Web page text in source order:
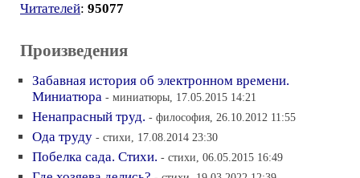
Читателей: 95077
Произведения
Забавная история об электронном времени.
Миниатюра - миниатюры, 17.05.2015 14:21
Ненапрасный труд. - философия, 26.10.2012 11:55
Ода труду - стихи, 17.08.2014 23:30
Побелка сада. Стихи. - стихи, 06.05.2015 16:49